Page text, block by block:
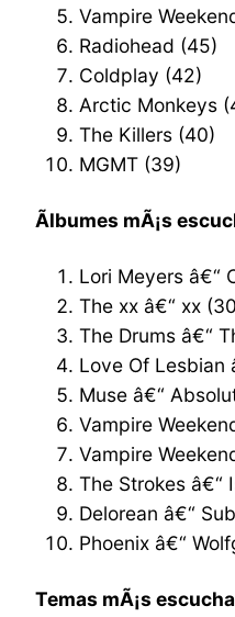
Vampire
Radiohead (45)
Coldplay (42)
Arctic Monkeys
The Killers (40)
MGMT (39)
Ãlbumes mÃ¡s
Lori Meyers â€“
The xx â€“ xx
The Drums â€“
Love Of Lesbian
Muse â€“
Vampire
Vampire
The Strokes â€“
Delorean â€“
Phoenix â€“
Temas mÃ¡s